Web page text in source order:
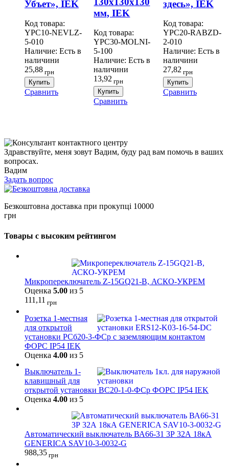
Убъет», IEK
Код товара:
YPC10-NEVLZ-
5-010
Наличие: Есть в
наличини
25,88 грн
Купить
Сравнить
мм, IEK
Код товара:
YPC30-MOLNI-
5-100
Наличие: Есть в
наличини
13,92 грн
Купить
Сравнить
здесь», IEK
Код товара:
YPC20-RABZD-
2-010
Наличие: Есть в
наличини
27,82грн
Купить
Сравнить
Здравствуйте, меня зовут Вадим, буду рад вам помочь в ваших
вопросах.
Вадим
Задать вопрос
Безкоштовна доставка при прокупці 10000
грн
Товары с высоким рейтингом
Микропереключатель Z-15GQ21-B, АСКО-УКРЕМ
Оценка 5.00 из 5
111,11 грн
Розетка 1-местная
для открытой
установки РСб20-3-ФСр с заземляющим контактом
ФОРС IP54 IEK
Оценка 4.00 из 5
Выключатель 1-
клавишный для
открытой установки ВС20-1-0-ФСр ФОРС IP54 IEK
Оценка 4.00 из 5
Автоматический выключатель ВА66-31 3Р 32А 18кА
GENERICA SAV10-3-0032-G
988,35 грн